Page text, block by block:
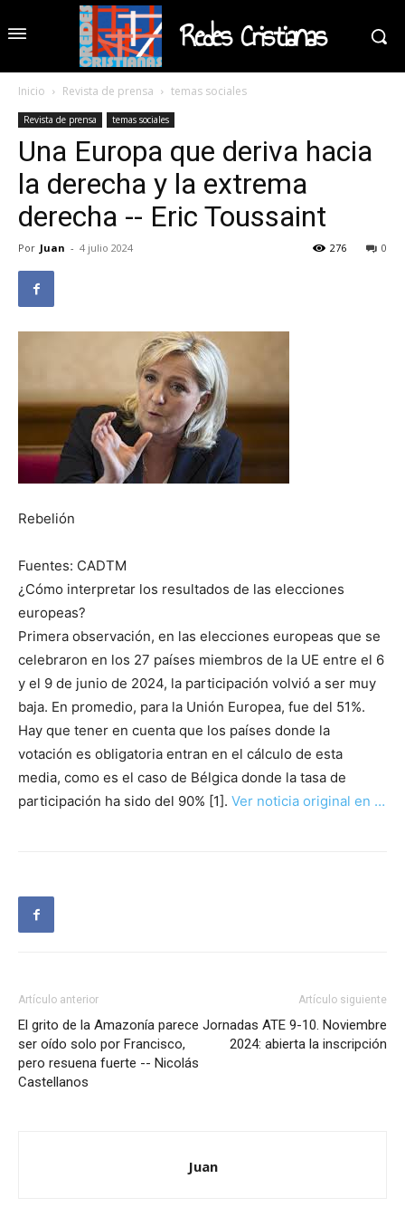
Redes Cristianas
Inicio Revista de prensa temas sociales
Revista de prensa temas sociales
Una Europa que deriva hacia
la derecha y la extrema
derecha -- Eric Toussaint
Por Juan - 4 julio 2024 0
276
Rebelión
Fuentes: CADTM
¿Cómo interpretar los resultados de las elecciones
europeas?
Primera observación, en las elecciones europeas que se
celebraron en los 27 países miembros de la UE entre el 6
y el 9 de junio de 2024, la participación volvió a ser muy
baja. En promedio, para la Unión Europea, fue del 51%.
Hay que tener en cuenta que los países donde la
votación es obligatoria entran en el cálculo de esta
media, como es el caso de Bélgica donde la tasa de
participación ha sido del 90% [1]. Ver noticia original en …
Artículo anterior
El grito de la Amazonía parece
ser oído solo por Francisco,
pero resuena fuerte -- Nicolás
Castellanos
Artículo siguiente
Jornadas ATE 9-10. Noviembre
2024: abierta la inscripción
Juan